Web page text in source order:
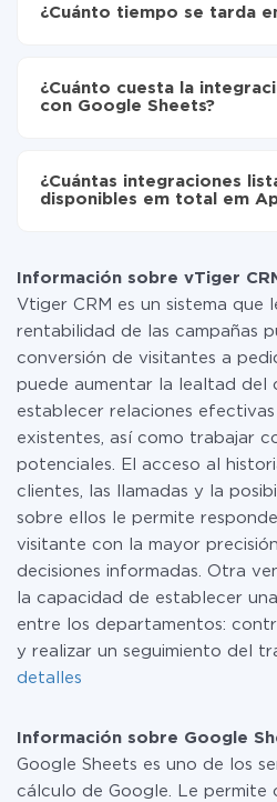
Elija qué datos transferir de
Ahora los datos se
de vTiger CRM a Google
¿Cuánto tiempo se tarda
oscilar entre 5 y 30 minutos.
configuración tarda entre 10 y
¿Cuánto cuesta la
con Google Sheets?
tarifas. Usted solo paga por la
realmente se transfieren de
manera segura un plan de
uno de pago, si es necesario.
tarifas.
¿Cuántas integraciones
disponibles em total em
Información sobre vTiger
Vtiger CRM es un sistema que
rentabilidad de las campañas
conversión de visitantes a
puede aumentar la lealtad del
establecer relaciones
existentes, así como trabajar
potenciales. El acceso al
clientes, las llamadas y la
sobre ellos le permite
visitante con la mayor
decisiones informadas. Otra
la capacidad de establecer
entre los departamentos:
y realizar un seguimiento del
detalles
Información sobre Google
Google Sheets es uno de los
cálculo de Google. Le permite